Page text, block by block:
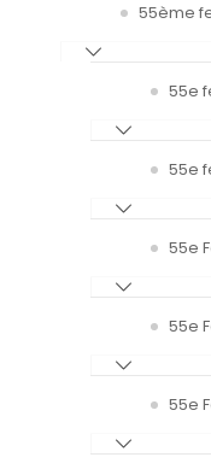
55ème
55e
55e
55e
55e
55e